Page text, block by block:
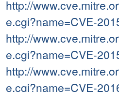
http://
e.cgi?name=CVE-
http://
e.cgi?name=CVE-
http://
e.cgi?name=CVE-